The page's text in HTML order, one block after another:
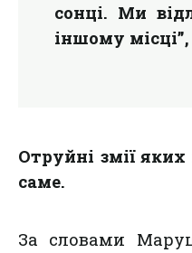
сонці. Ми
іншому
Отруйні змії яких
саме.
За словами